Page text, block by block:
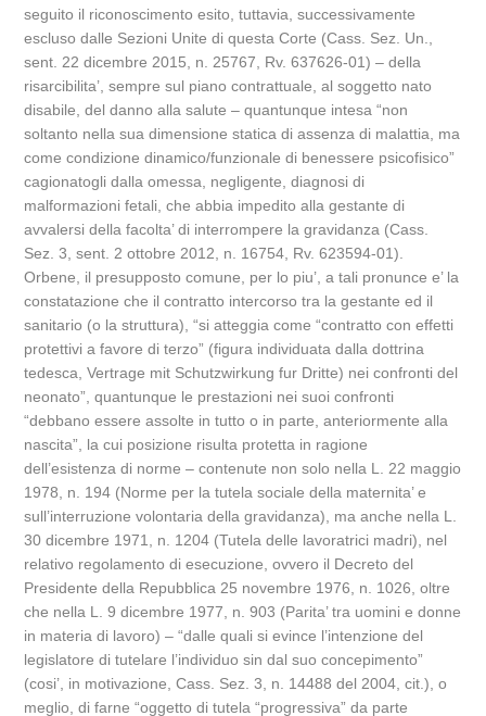
seguito il riconoscimento esito, tuttavia, successivamente
escluso dalle Sezioni Unite di questa Corte (Cass. Sez. Un.,
sent. 22 dicembre 2015, n. 25767, Rv. 637626-01) – della
risarcibilita’, sempre sul piano contrattuale, al soggetto nato
disabile, del danno alla salute – quantunque intesa “non
soltanto nella sua dimensione statica di assenza di malattia, ma
come condizione dinamico/funzionale di benessere psicofisico”
cagionatogli dalla omessa, negligente, diagnosi di
malformazioni fetali, che abbia impedito alla gestante di
avvalersi della facolta’ di interrompere la gravidanza (Cass.
Sez. 3, sent. 2 ottobre 2012, n. 16754, Rv. 623594-01).
Orbene, il presupposto comune, per lo piu’, a tali pronunce e’ la
constatazione che il contratto intercorso tra la gestante ed il
sanitario (o la struttura), “si atteggia come “contratto con effetti
protettivi a favore di terzo” (figura individuata dalla dottrina
tedesca, Vertrage mit Schutzwirkung fur Dritte) nei confronti del
neonato”, quantunque le prestazioni nei suoi confronti
“debbano essere assolte in tutto o in parte, anteriormente alla
nascita”, la cui posizione risulta protetta in ragione
dell’esistenza di norme – contenute non solo nella L. 22 maggio
1978, n. 194 (Norme per la tutela sociale della maternita’ e
sull’interruzione volontaria della gravidanza), ma anche nella L.
30 dicembre 1971, n. 1204 (Tutela delle lavoratrici madri), nel
relativo regolamento di esecuzione, ovvero il Decreto del
Presidente della Repubblica 25 novembre 1976, n. 1026, oltre
che nella L. 9 dicembre 1977, n. 903 (Parita’ tra uomini e donne
in materia di lavoro) – “dalle quali si evince l’intenzione del
legislatore di tutelare l’individuo sin dal suo concepimento”
(cosi’, in motivazione, Cass. Sez. 3, n. 14488 del 2004, cit.), o
meglio, di farne “oggetto di tutela “progressiva” da parte